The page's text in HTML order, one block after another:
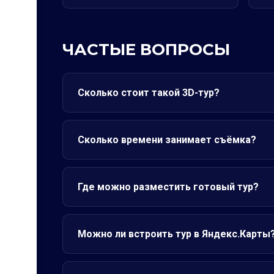
ЧАСТЫЕ ВОПРОСЫ
Сколько стоит такой 3D-тур?
Сколько времени занимает съёмка?
Где можно разместить готовый тур?
Можно ли встроить тур в